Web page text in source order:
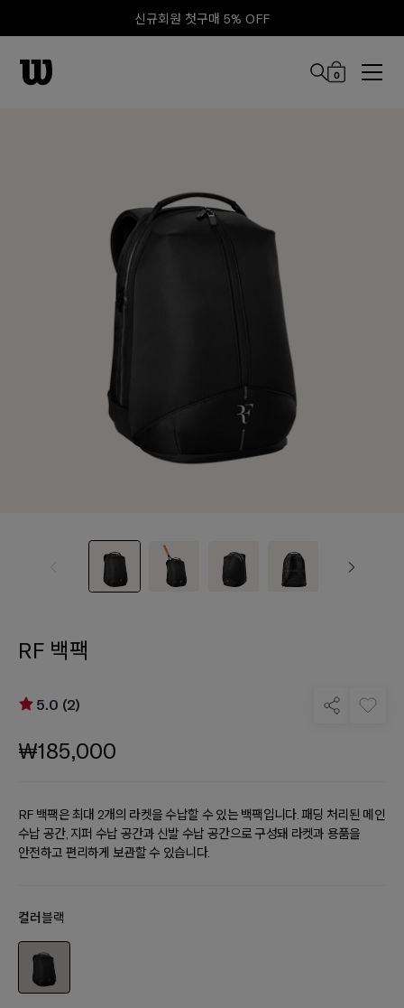
신규회원 첫구매 5% OFF
0
RF 백팩
5.0 (2)
₩185,000
RF 백팩은 최대 2개의 라켓을 수납할 수 있는 백팩입니다. 패딩 처리된 메인
수납 공간, 지퍼 수납 공간과 신발 수납 공간으로 구성돼 라켓과 용품을
안전하고 편리하게 보관할 수 있습니다.
컬러블랙